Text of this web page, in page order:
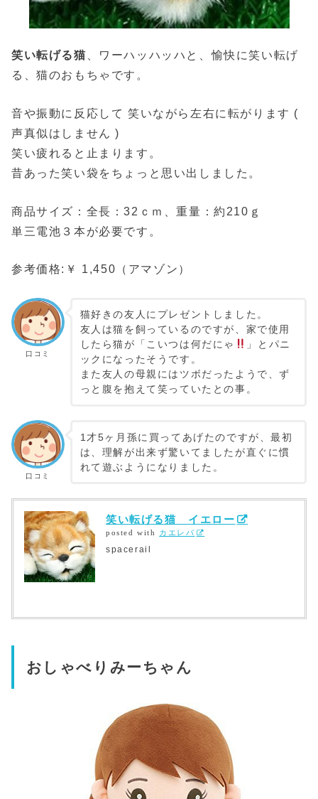
笑い転げる猫 、ワーハッハッハと、愉快に笑い転げ
る、猫のおもちゃです。
音や振動に反応して 笑いながら左右に転がります (
声真似はしません )
笑い疲れると止まります。
昔あった笑い袋をちょっと思い出しました。
商品サイズ：全長：32ｃｍ、重量：約210ｇ
単三電池３本が必要です。
参考価格:￥ 1,450（アマゾン）
口コミ
猫好きの友人にプレゼントしました。
友人は猫を飼っているのですが、家で使用
したら猫が「こいつは何だにゃ
」とパニ
ックになったそうです。
また友人の母親にはツボだったようで、ず
っと腹を抱えて笑っていたとの事。
口コミ
1才5ヶ月孫に買ってあげたのですが、最初
は、理解が出来ず驚いてましたが直ぐに慣
れて遊ぶようになりました。
笑い転げる猫 イエロー
posted with カエレバ
spacerail
おしゃべりみーちゃん